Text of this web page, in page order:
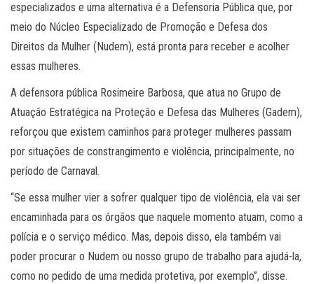
especializados e uma alternativa é a Defensoria Pública que, por
meio do Núcleo Especializado de Promoção e Defesa dos
Direitos da Mulher (Nudem), está pronta para receber e acolher
essas mulheres.
A defensora pública Rosimeire Barbosa, que atua no Grupo de
Atuação Estratégica na Proteção e Defesa das Mulheres (Gadem),
reforçou que existem caminhos para proteger mulheres passam
por situações de constrangimento e violência, principalmente, no
período de Carnaval.
“Se essa mulher vier a sofrer qualquer tipo de violência, ela vai ser
encaminhada para os órgãos que naquele momento atuam, como a
polícia e o serviço médico. Mas, depois disso, ela também vai
poder procurar o Nudem ou nosso grupo de trabalho para ajudá-la,
como no pedido de uma medida protetiva, por exemplo”, disse.